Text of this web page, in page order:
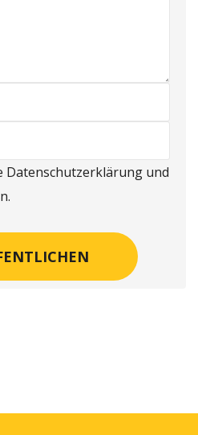
Datenschutzerklärung und